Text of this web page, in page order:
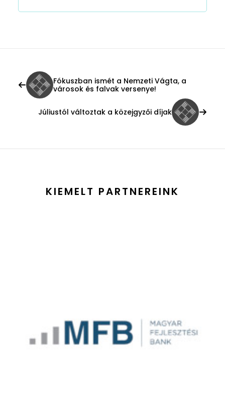
Fókuszban ismét a Nemzeti Vágta, a
városok és falvak versenye!
Júliustól változtak a közejgyzői díjak
KIEMELT PARTNEREINK